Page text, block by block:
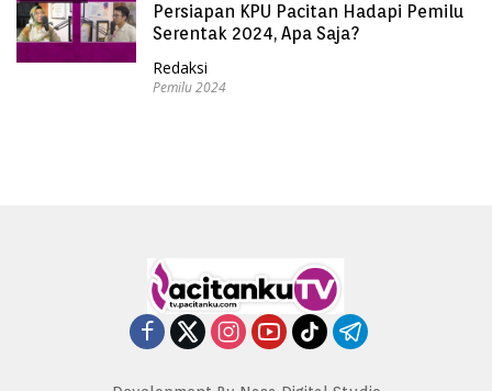
Persiapan KPU Pacitan Hadapi Pemilu
Serentak 2024, Apa Saja?
Redaksi
Pemilu 2024